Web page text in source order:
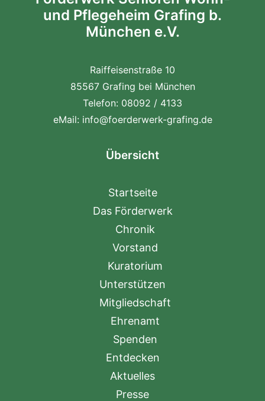
und Pflegeheim Grafing b.
München e.V.
Raiffeisenstraße 10
85567 Grafing bei München
Telefon: 08092 / 4133
eMail: info@foerderwerk-grafing.de
Übersicht
Startseite
Das Förderwerk
Chronik
Vorstand
Kuratorium
Unterstützen
Mitgliedschaft
Ehrenamt
Spenden
Entdecken
Aktuelles
Presse